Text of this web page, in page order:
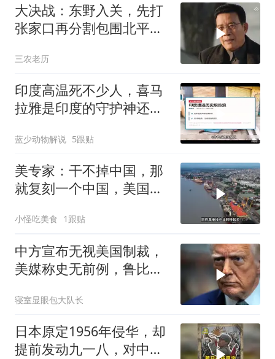
大决战：东野入关，先打
张家口再分割包围北平，
三农老历
印度高温死不少人，喜马
拉雅是印度的守护神还是
蓝少动物解说 5跟贴
美专家：干不掉中国，那
就复刻一个中国，美国看
小怪吃美食 1跟贴
中方宣布无视美国制裁，
美媒称史无前例，鲁比
寝室显眼包大队长
日本原定1956年侵华，却
提前发动九一八，对中国